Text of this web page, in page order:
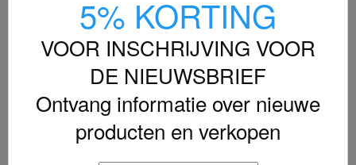
5% KORTING
VOOR INSCHRIJVING VOOR
DE NIEUWSBRIEF
Ontvang informatie over nieuwe
producten en verkopen